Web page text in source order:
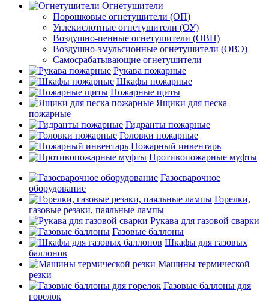
Огнетушители
Порошковые огнетушители (ОП)
Углекислотные огнетушители (ОУ)
Воздушно-пенные огнетушители (ОВП)
Воздушно-эмульсионные огнетушители (ОВЭ)
Самосрабатывающие огнетушители
Рукава пожарные
Шкафы пожарные
Пожарные щиты
Ящики для песка
пожарные
Гидранты пожарные
Головки пожарные
Пожарный инвентарь
Противопожарные муфты
Газосварочное
оборудование
Горелки,
газовые резаки, паяльные лампы
Рукава для газовой сварки
Газовые баллоны
Шкафы для газовых
баллонов
Машины термической
резки
Газовые баллоны для
горелок